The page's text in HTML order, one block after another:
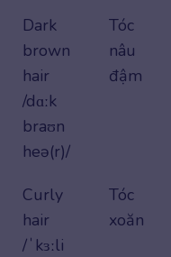
Dark
brown
hair
/dɑːk
braʊn
heə(r)/
Tóc
nâu
đậm
Curly
hair
/ˈkɜːli
Tóc
xoăn